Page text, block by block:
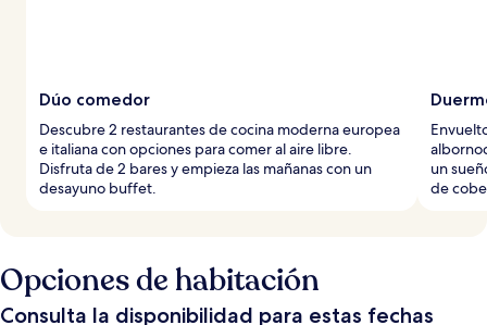
Dúo comedor
Descubre 2 restaurantes de cocina moderna europea
e italiana con opciones para comer al aire libre.
Disfruta de 2 bares y empieza las mañanas con un
desayuno buffet.
un
de
Opciones de habitación
Consulta la disponibilidad para estas fechas